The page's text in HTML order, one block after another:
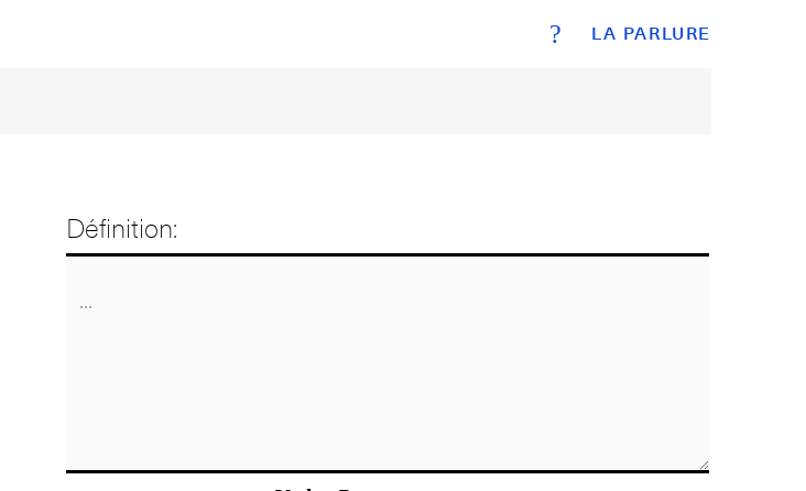
LA PARLURE
?
Définition: